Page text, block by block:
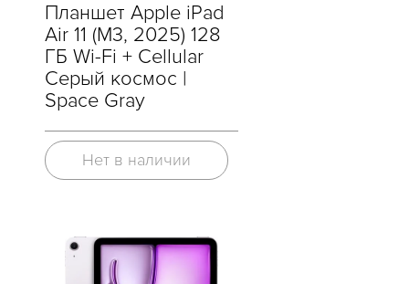
Планшет Apple iPad
Air 11 (M3, 2025) 128
ГБ Wi-Fi + Cellular
Cерый космос |
Space Gray
Нет в наличии